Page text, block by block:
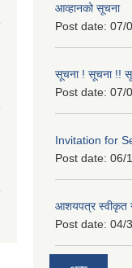
आव्हानको सूचना
Post date: 07/
सूचना ! सूचना !!
Post date: 07/
Invitation for
Post date: 06/
आशयपत्र स्वीकृत
Post date: 04/